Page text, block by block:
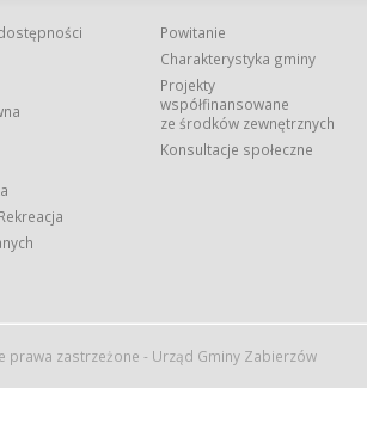
Powitanie
Charakterystyka gminy
Projekty
współfinansowane
ze środków zewnętrznych
Konsultacje społeczne
prawa zastrzeżone - Urząd Gminy Zabierzów